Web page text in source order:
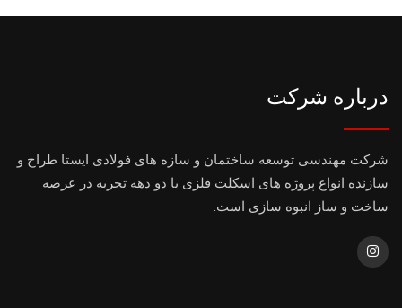
درباره شرکت
شرکت مهندسی توسعه ساختمان و سازه های فولادی ایستا طراح و
سازنده انواع پروژه های اسکلت فلزی با دو دهه تجربه در عرصه
ساخت و ساز انبوه سازی است.